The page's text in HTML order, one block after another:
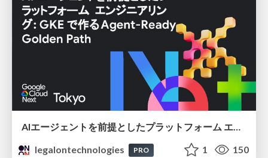
AIエージェントを前提としたプラットフォーム エンジニアリング：GKEで作るAgent-Ready Golden Path
legalontechnologies
PRO 1 150